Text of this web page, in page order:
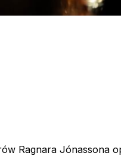
Ragnara Jónassona